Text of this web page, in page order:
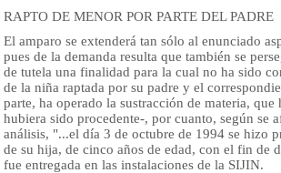
RAPTO DE MENOR POR PARTE DEL PADRE
El amparo se extenderá tan sólo al enunciado
pues de la demanda resulta que también se
de tutela una finalidad para la cual no ha sido
de la niña raptada por su padre y el
parte, ha operado la sustracción de materia,
hubiera sido procedente-, por cuanto, según se
análisis, "...el día 3 de octubre de 1994 se hizo
de su hija, de cinco años de edad, con el fin de
fue entregada en las instalaciones de la SIJIN.